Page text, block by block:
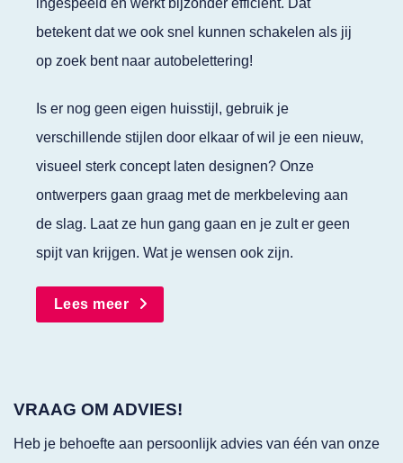
ingespeeld en werkt bijzonder efficiënt. Dat
betekent dat we ook snel kunnen schakelen als jij
op zoek bent naar autobelettering!
Is er nog geen eigen huisstijl, gebruik je
verschillende stijlen door elkaar of wil je een nieuw,
visueel sterk concept laten designen? Onze
ontwerpers gaan graag met de merkbeleving aan
de slag. Laat ze hun gang gaan en je zult er geen
spijt van krijgen. Wat je wensen ook zijn.
Lees meer
VRAAG OM ADVIES!
Heb je behoefte aan persoonlijk advies van één van onze